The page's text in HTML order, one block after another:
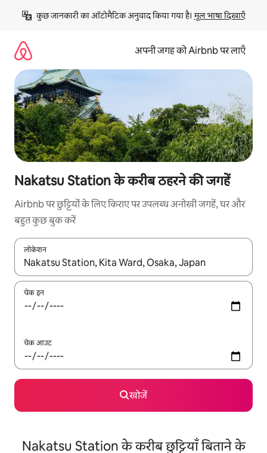
छोड़कर
कॉन्टेंट
कुछ जानकारी का ऑटोमैटिक अनुवाद किया गया है। मूल भाषा दिखाएँ
अपनी जगह को Airbnb पर लाएँ
Nakatsu Station के करीब ठहरने की जगहें
Airbnb पर छुट्टियों के लिए किराए पर उपलब्ध अनोखी जगहें, घर और
बहुत कुछ बुक करें
लोकेशन
नतीजों के उपलब्ध होने पर, अप और डाउन 'ऐरो की' का इस्तेमाल करके नेविगेट
चेक इन
चेक आउट
खोजें
Nakatsu Station के करीब छुट्टियाँ बिताने के